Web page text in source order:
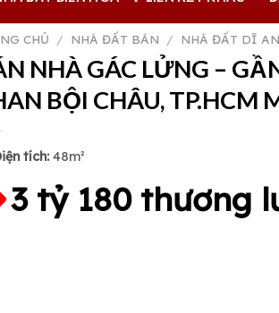
CHỦ / NHÀ ĐẤT BÁN / NHÀ ĐẤT DĨ AN
NHÀ GÁC LỬNG –
BỘI CHÂU, TP.HCM
tích: 48m²
3 tỷ 180 thương